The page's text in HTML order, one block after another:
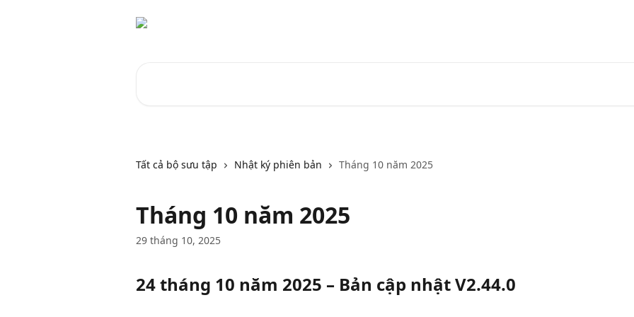
Tất cả bộ sưu tập Nhật ký phiên bản Tháng 10 năm 2025
Tháng 10 năm 2025
29 tháng 10, 2025
24 tháng 10 năm 2025 – Bản cập nhật V2.44.0